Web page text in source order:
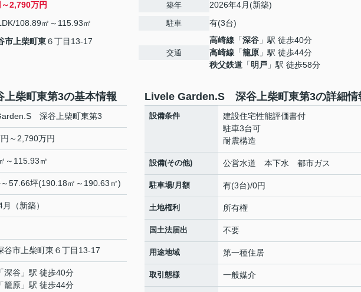
2,790万円
108.89㎡～115.93㎡
市 上柴町東６丁目13-17
築年 2026年4月(新築)
駐車 有(3台)
交通
高崎線 「深谷 」駅 徒歩40分
高崎線 「籠原 」駅 徒歩44分
秩父鉄道 「明戸 」駅 徒歩58分
柴町東第3の基本情報
深谷上柴町東第3
～2,790万円
～115.93㎡
57.66坪(190.18㎡～190.63㎡)
（新築）
谷市 上柴町東 ６丁目13-17
「深谷 」駅 徒歩40分
「籠原 」駅 徒歩44分
Livele Garden.S 深谷上柴町東第3の詳細情
設備条件
建設住宅性能評価書付
駐車3台可
耐震構造
設備(その他) 公営水道 本下水 都市ガス
駐車場/月額 有(3台)/0円
土地権利 所有権
国土法届出 不要
用途地域 第一種住居
取引態様 一般媒介